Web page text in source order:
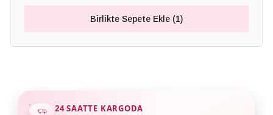
Birlikte Sepete Ekle (1)
24 SAATTE KARGODA